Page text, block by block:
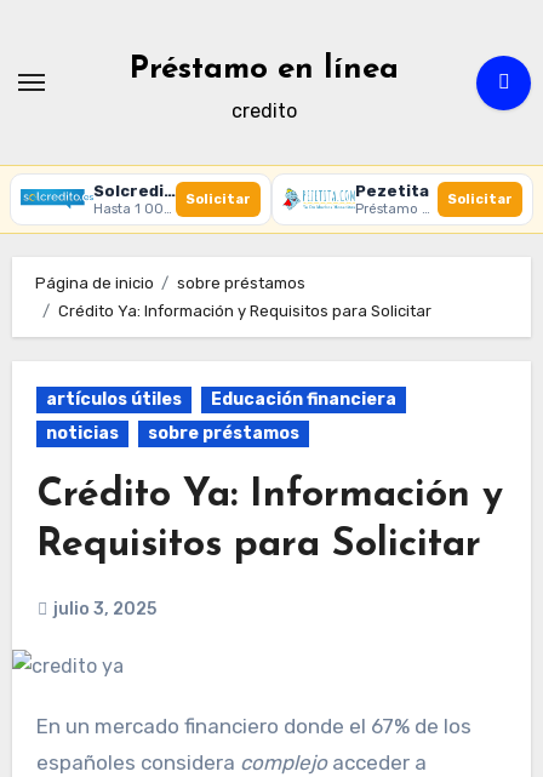
contenido
Préstamo en línea
credito
Solcredito
Hasta 1 000 € · 30 días · 100% online
Solicitar Pezetita
Préstamo online · Aprobación rápida
Solicitar
Página de inicio
sobre préstamos
Crédito Ya: Información y Requisitos para Solicitar
artículos útiles
Educación financiera
noticias
sobre préstamos
Crédito Ya: Información y
Requisitos para Solicitar
julio 3, 2025
En un mercado financiero donde el 67% de los
españoles considera complejoacceder a